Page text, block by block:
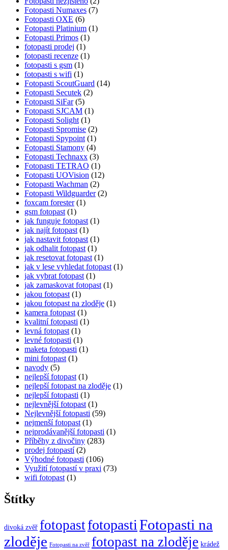
Fotopasti Numaxes (7)
Fotopasti OXE (6)
Fotopasti Platinium (1)
Fotopasti Primos (1)
fotopasti prodej (1)
fotopasti recenze (1)
fotopasti s gsm (1)
fotopasti s wifi (1)
Fotopasti ScoutGuard (14)
Fotopasti Secutek (2)
Fotopasti SiFar(5)
Fotopasti SJCAM (1)
Fotopasti Solight (1)
Fotopasti Spromise (2)
Fotopasti Spypoint (1)
Fotopasti Stamony (4)
Fotopasti Technaxx (3)
Fotopasti TETRAO (1)
Fotopasti UOVision (12)
Fotopasti Wachman (2)
Fotopasti Wildguarder(2)
foxcam forester(1)
gsm fotopast (1)
jak funguje fotopast (1)
jak najít fotopast (1)
jak nastavit fotopast (1)
jak odhalit fotopast (1)
jak resetovat fotopast (1)
jak v lese vyhledat fotopast (1)
jak vybrat fotopast (1)
jak zamaskovat fotopast (1)
jakou fotopast (1)
jakou fotopast na zloděje (1)
kamera fotopast (1)
kvalitní fotopasti (1)
levná fotopast (1)
levné fotopasti (1)
maketa fotopasti (1)
mini fotopast (1)
navody (5)
nejlepší fotopast (1)
nejlepší fotopast na zloděje (1)
nejlepší fotopasti (1)
nejlevnější fotopast (1)
Nejlevnější fotopasti (59)
nejmenší fotopast (1)
nejprodávanější fotopasti (1)
Příběhy z divočiny (283)
prodej fotopastí(2)
Výhodné fotopasti (106)
Využití fotopastí v praxi (73)
wifi fotopast (1)
Štítky
divoká zvěř fotopastfotopastiFotopasti na
zloděje Fotopasti na zvěř fotopast na zloděje krádež